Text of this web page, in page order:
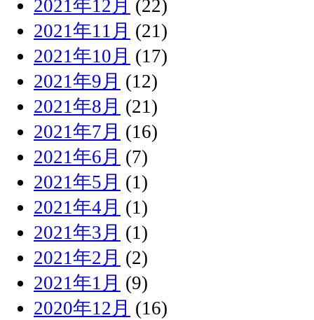
2021年12月 (22)
2021年11月 (21)
2021年10月 (17)
2021年9月 (12)
2021年8月 (21)
2021年7月 (16)
2021年6月 (7)
2021年5月 (1)
2021年4月 (1)
2021年3月 (1)
2021年2月 (2)
2021年1月 (9)
2020年12月 (16)